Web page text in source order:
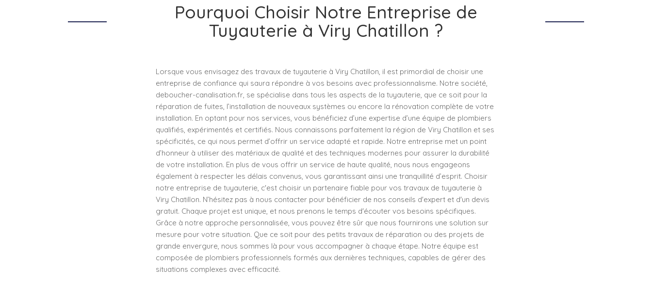
Pourquoi Choisir Notre Entreprise de
Tuyauterie à Viry Chatillon ?
Lorsque vous envisagez des travaux de tuyauterie à Viry Chatillon, il est primordial de choisir une
entreprise de confiance qui saura répondre à vos besoins avec professionnalisme. Notre société,
deboucher-canalisation.fr, se spécialise dans tous les aspects de la tuyauterie, que ce soit pour la
réparation de fuites, l’installation de nouveaux systèmes ou encore la rénovation complète de votre
installation. En optant pour nos services, vous bénéficiez d’une expertise d’une équipe de plombiers
qualifiés, expérimentés et certifiés. Nous connaissons parfaitement la région de Viry Chatillon et ses
spécificités, ce qui nous permet d’offrir un service adapté et rapide. Notre entreprise met un point
d’honneur à utiliser des matériaux de qualité et des techniques modernes pour assurer la durabilité
de votre installation. En plus de vous offrir un service de haute qualité, nous nous engageons
également à respecter les délais convenus, vous garantissant ainsi une tranquillité d’esprit. Choisir
notre entreprise de tuyauterie, c'est choisir un partenaire fiable pour vos travaux de tuyauterie à
Viry Chatillon. N’hésitez pas à nous contacter pour bénéficier de nos conseils d'expert et d'un devis
gratuit. Chaque projet est unique, et nous prenons le temps d'écouter vos besoins spécifiques.
Grâce à notre approche personnalisée, vous pouvez être sûr que nous fournirons une solution sur
mesure pour votre situation. Que ce soit pour des petits travaux de réparation ou des projets de
grande envergure, nous sommes là pour vous accompagner à chaque étape. Notre équipe est
composée de plombiers professionnels formés aux dernières techniques, capables de gérer des
situations complexes avec efficacité.